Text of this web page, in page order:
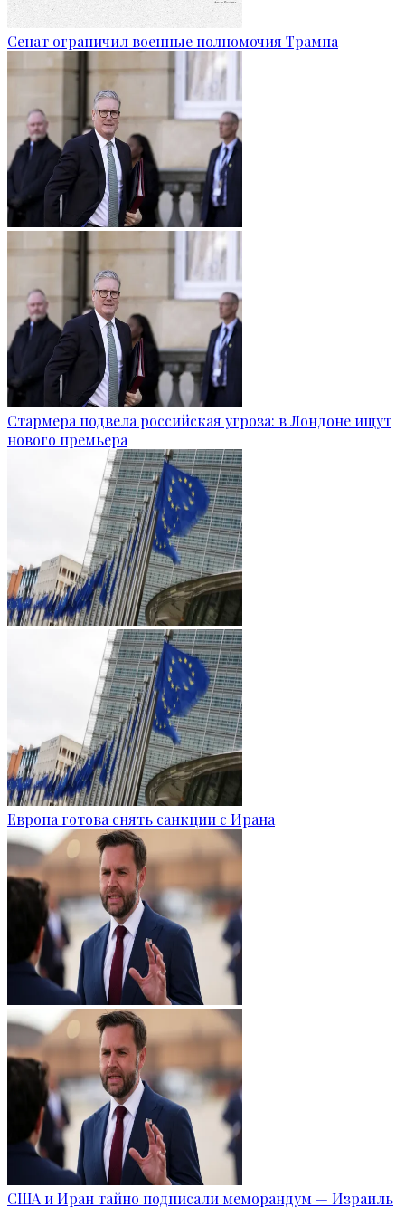
Сенат ограничил военные полномочия Трампа
Стармера подвела российская угроза: в Лондоне ищут
нового премьера
Европа готова снять санкции с Ирана
США и Иран тайно подписали меморандум — Израиль